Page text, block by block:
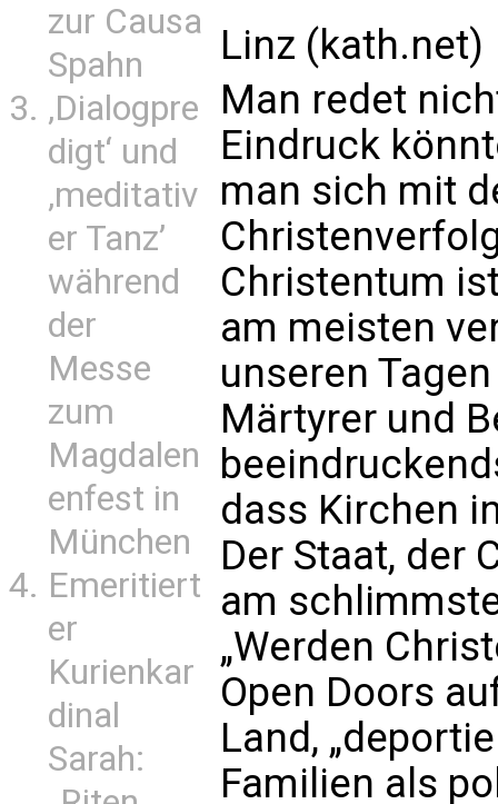
zur Causa
Spahn
‚Dialogpre
digt‘ und
‚meditativ
er Tanz’
während
der
Messe
zum
Magdalen
enfest in
München
Emeritiert
er
Kurienkar
dinal
Sarah:
Linz (kath.net)
Man redet
Eindruck
man sich mit
Christentum
am meisten
unseren
Märtyrer und
dass Kirchen
Der Staat, der
am
„Werden
Open Doors
Land,
Familien als